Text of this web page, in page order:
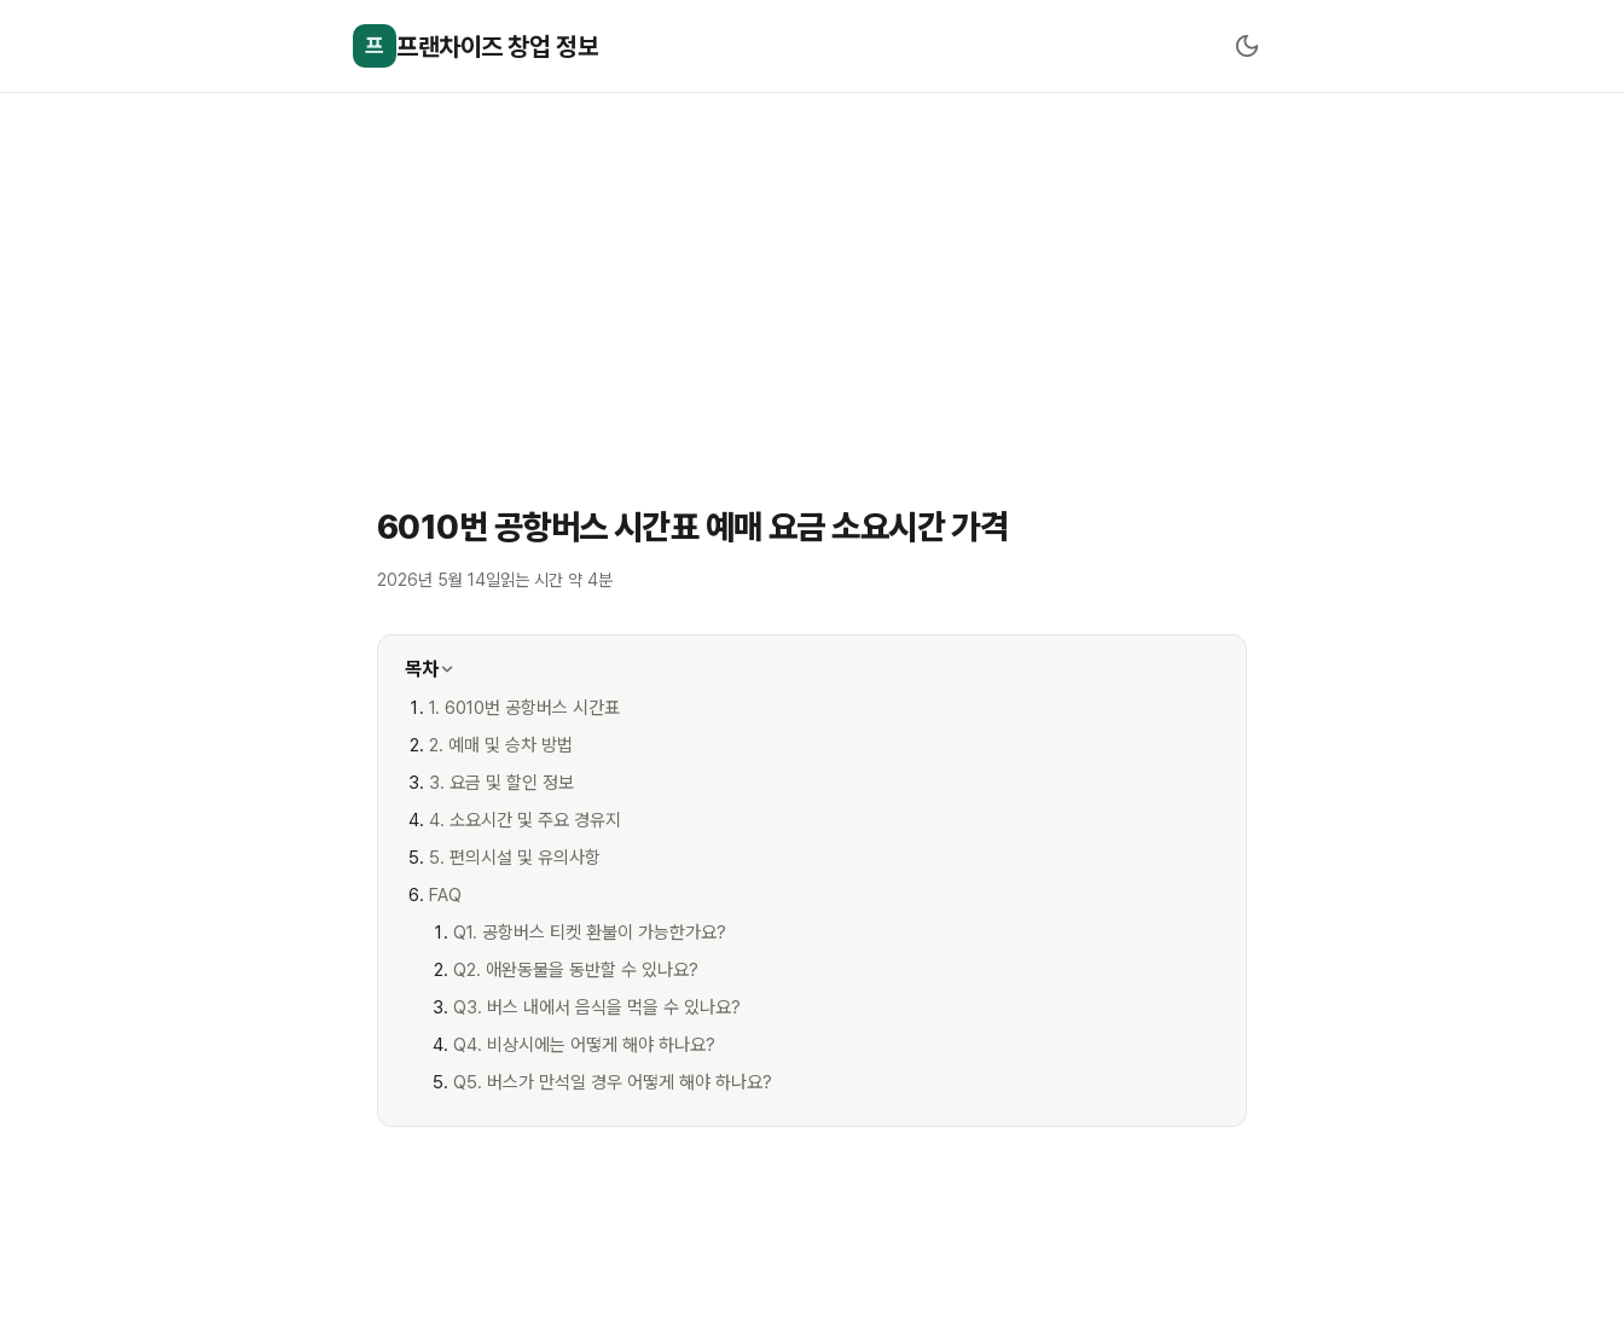
프 프랜차이즈 창업 정보
6010번 공항버스 시간표 예매 요금 소요시간 가격
2026년 5월 14일읽는 시간 약 4분
목차
1. 6010번 공항버스 시간표
2. 예매 및 승차 방법
3. 요금 및 할인 정보
4. 소요시간 및 주요 경유지
5. 편의시설 및 유의사항
FAQ
Q1. 공항버스 티켓 환불이 가능한가요?
Q2. 애완동물을 동반할 수 있나요?
Q3. 버스 내에서 음식을 먹을 수 있나요?
Q4. 비상시에는 어떻게 해야 하나요?
Q5. 버스가 만석일 경우 어떻게 해야 하나요?